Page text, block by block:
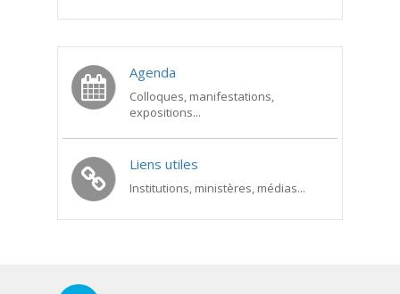
Agenda
Colloques, manifestations,
expositions...
Liens utiles
Institutions, ministères, médias...